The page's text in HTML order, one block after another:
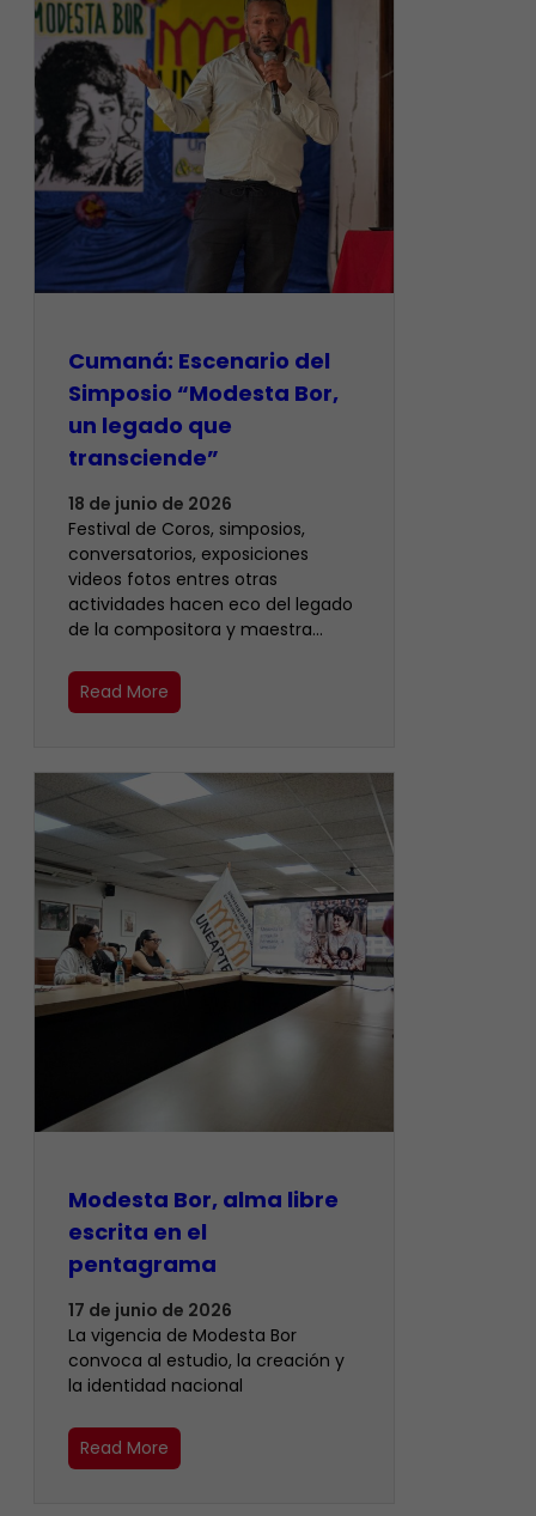
Cumaná: Escenario del
Simposio “Modesta Bor,
un legado que
transciende”
18 de junio de 2026
Festival de Coros, simposios,
conversatorios, exposiciones
videos fotos entres otras
actividades hacen eco del legado
de la compositora y maestra…
Read More
Modesta Bor, alma libre
escrita en el
pentagrama
17 de junio de 2026
La vigencia de Modesta Bor
convoca al estudio, la creación y
la identidad nacional
Read More